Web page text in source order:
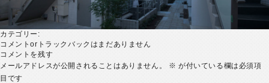
カテゴリー:
コメントorトラックバックはまだありません
コメントを残す
メールアドレスが公開されることはありません。
※ が付いている欄は必須項
目です